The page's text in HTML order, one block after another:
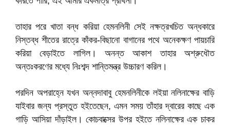
তাহার পরে খাতা বন্ধ করিয়া হেমনলিনী সেই নক্ষত্রখচিত অন্ধকারে
নিস্তব্ধ শীতের রাত্রে কাঁকর-বিছানো বাগানের পথে অনেকক্ষণ পায়চারি
করিয়া বেড়াইতে লাগিল। অনন্ত আকাশ তাহার অশ্রুধৌত
অন্তঃকরণের মধ্যে নিঃশব্দ শান্তিমন্ত্র উচ্চারণ করিল।
পরদিন অপরাহ্নে যখন অন্নদাবাবু হেমনলিনীকে লইয়া নলিনাক্ষের বাড়ি
যাইবার জন্য প্রস্তুত হইতেছেন, এমন সময় তাঁহার দ্বারের কাছে এক
গাড়ি আসিয়া দাঁড়াইল। কোচবাক্সের উপর হইতে নলিনাক্ষের এক চাকর